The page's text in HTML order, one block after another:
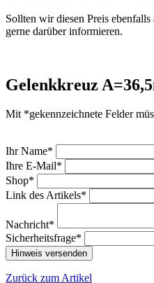
Sollten wir diesen Preis
gerne darüber informieren.
Gelenkkreuz
Mit *gekennzeichnete Felder
Ihr Name*
Ihre E-Mail*
Shop*
Link des Artikels*
Nachricht*
Sicherheitsfrage*
Zurück zum Artikel